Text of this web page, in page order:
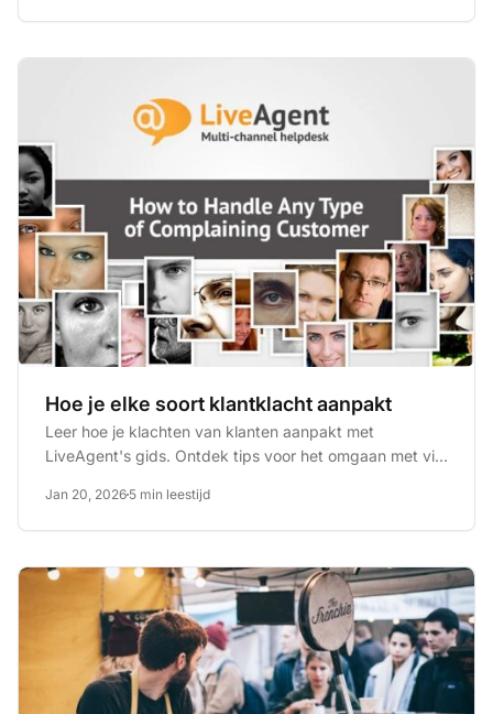
Hoe je elke soort klantklacht aanpakt
Leer hoe je klachten van klanten aanpakt met
LiveAgent's gids. Ontdek tips voor het omgaan met vijf
Jan 20, 2026 5 min leestijd